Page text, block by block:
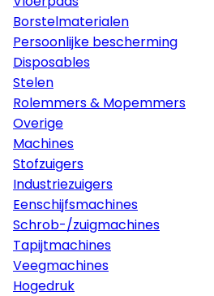
Borstelmaterialen
Persoonlijke bescherming
Disposables
Stelen
Rolemmers & Mopemmers
Overige
Machines
Stofzuigers
Industriezuigers
Eenschijfsmachines
Schrob-/zuigmachines
Tapijtmachines
Veegmachines
Hogedruk